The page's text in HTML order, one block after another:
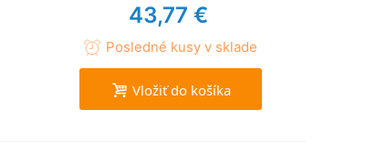
43,77 €
Posledné kusy v sklade
Vložiť do košíka